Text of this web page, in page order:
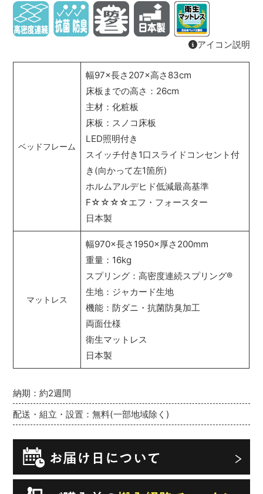
納期：約2週間
配送・組立・設置：無料(一部地域除く)
アイコン説明
ベッドフレーム
幅97×長さ207×高さ83cm
床板までの高さ：26cm
主材：化粧板
床板：スノコ床板
LED照明付き
スイッチ付き1口スライドコンセント付
き(向かって左1箇所)
ホルムアルデヒド低減最高基準
F☆☆☆☆エフ・フォースター
日本製
マットレス
幅970×長さ1950×厚さ200mm
重量：16kg
スプリング：高密度連続スプリング®
生地：ジャカード生地
機能：防ダニ・抗菌防臭加工
両面仕様
衛生マットレス
日本製